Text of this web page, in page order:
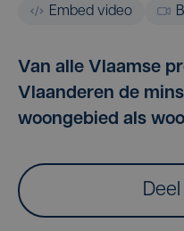
Embed video
Van alle Vlaamse
Vlaanderen de
woongebied als